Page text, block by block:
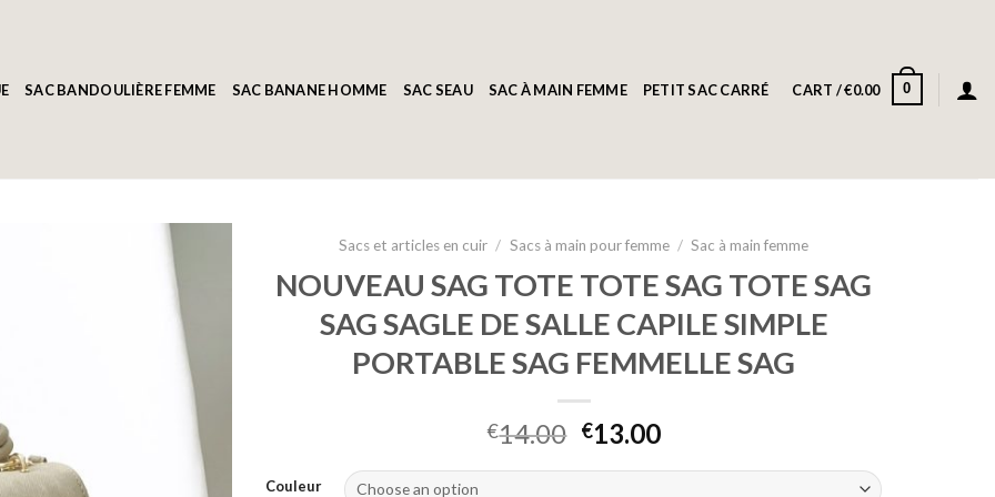
SAC BANDOULIÈRE FEMME SAC BANANE HOMME SAC SEAU SAC À MAIN FEMME PETIT SAC CARRÉ CART /€0.00 0
Sacs et articles en cuir / Sacs à main pour femme / Sac à main femme
NOUVEAU SAG TOTE TOTE SAG TOTE SAG
SAG SAGLE DE SALLE CAPILE SIMPLE
PORTABLE SAG FEMMELLE SAG
€14.00 €13.00
Couleur